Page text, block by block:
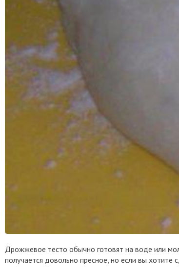
Дрожжевое тесто обычно готовят на воде или
получается довольно пресное, но если вы